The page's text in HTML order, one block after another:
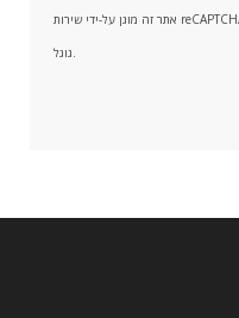
גוגל.